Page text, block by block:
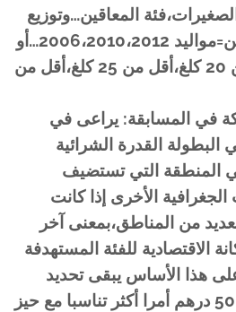
المعاقين…وتوزيع
المشاركين حسب؛السن=مواليد 2006،2010،2012…أو
حسب الأوزان= أقل من 20 كلغ،أقل من 25 كلغ،أقل من
في المسابقة: يراعى في
القدرة الشرائية
المنطقة التي تستضيف
الأخرى إذا كانت
من المناطق،بمعنى آخر
الاقتصادية للفئة المستهدفة
هذا الأساس يبقى تحديد
الثمن في 40 أو 30 أو 50 درهم أمرا أكثر تناسبا مع حيز